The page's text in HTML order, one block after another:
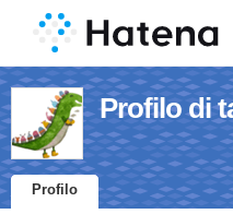
Profilo di
Profilo